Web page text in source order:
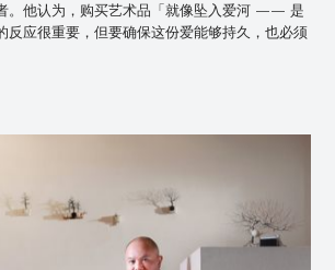
。他认为，购买艺术品「就像坠入爱河 —— 是
反应很重要，但要确保这份爱能够持久，也必须